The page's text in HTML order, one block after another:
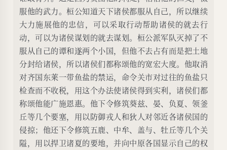
服他的武力。桓公知道天下诸侯都服从自己，所以继续
大力施展他的忠信，可以采取行动帮助诸侯的就去行
动，可以为诸侯谋划的就去谋划。桓公派军队灭掉了不
服从自己的谭和遂两个小国，但他不去占有而是把土地
分封给诸侯，所以诸侯们都称颂他的宽宏大度。他取消
对齐国东莱一带鱼盐的禁运，命令关市对过往的鱼盐只
检查而不收税，用这个办法使诸侯得到实利，诸侯们都
称颂他能广施恩惠。他下令修筑葵兹、晏、负夏、领釜
丘等几个要塞，用以防御戎人和狄人对邻近各诸侯国的
侵掠；他还下令修筑五鹿、中牟、盖与、牡丘等几个关
隘，用以捍卫诸夏的要地，并向中原各国显示自己的权